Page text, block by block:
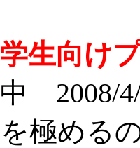
生向け
2008/
極める